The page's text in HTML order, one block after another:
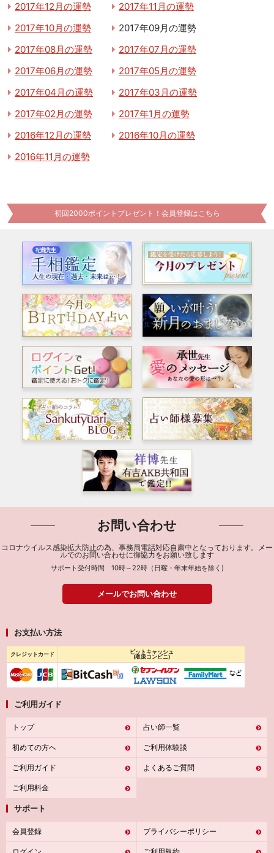
2017年12月の運勢
2017年11月の運勢
2017年10月の運勢
2017年09月の運勢
2017年08月の運勢
2017年07月の運勢
2017年06月の運勢
2017年05月の運勢
2017年04月の運勢
2017年03月の運勢
2017年02月の運勢
2017年1月の運勢
2016年12月の運勢
2016年10月の運勢
2016年11月の運勢
初回2000ポイントプレゼント！会員登録はこちら
お問い合わせ
コロナウイルス感染拡大防止の為、事務局電話対応自粛中となっております。メー
ルでのお問い合わせに御協力をお願い致します
サポート受付時間 10時～22時（日曜・年末年始を除く)
メールでお問い合わせ
お支払い方法
クレジットカード
ビットキャッシュ
(取扱コンビニ)
ご利用ガイド
トップ
初めての方へ
ご利用ガイド
ご利用料金
占い師一覧
ご利用体験談
よくあるご質問
サポート
会員登録 プライバシーポリシー